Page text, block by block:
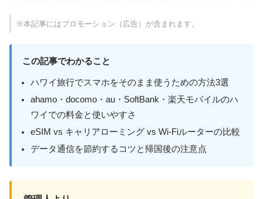
※本記事にはプロモーション（広告）が含まれます。
この記事でわかること
ハワイ旅行でスマホをそのまま使うための方法3選
ahamo・docomo・au・SoftBank・楽天モバイルのハ
ワイでの料金と使いやすさ
eSIM vs キャリアローミング vs Wi-Fiルーターの比較
データ通信を節約するコツと帰国後の注意点